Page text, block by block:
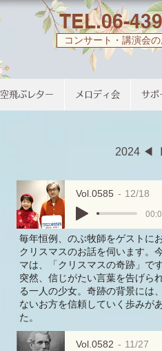
TEL.06-
コンサート・講演会
空飛ぶレター メロディ会 サポ
2024 ◀︎
Vol.0585 12/18
毎年恒例、のぶ牧師をゲストに
クリスマスのお話を伺います。
マは、「クリスマスの奇跡」で
突然、信じがたい言葉を告げら
る一人の少女。奇跡の背景には
ないお方を信頼していく歩みが
た。
Vol.0582 11/27